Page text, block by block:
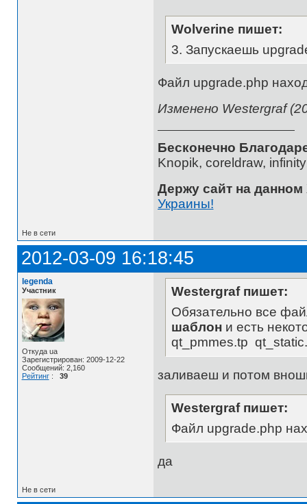
Wolverine пишет:
3. Запускаешь
Файл upgrade.php
Изменено Westergraf
Бесконечно
Knopik, coreldraw,
Держу сайт на данном
Украины!
Не в сети
2012-03-09 16:18:45
legenda
Участник
Откуда ua
Зарегистрирован: 2009-12-22
Сообщений: 2,160
Рейтинг: 39
Westergraf пишет:
Обязательно все
шаблони есть
qt_pmmes.tp
заливаеш и потом
Westergraf пишет:
Файл upgrade.php
да
Не в сети